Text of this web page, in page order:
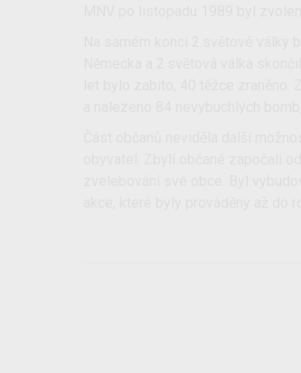
MNV po listopadu 1989 byl
Na samém konci 2.světové
Německa a 2.světová válka
let bylo zabito, 40 těžce
a nalezeno 84 nevybuchlých
Část občanů neviděla další
obyvatel. Zbylí občané započali
zvelebování své obce. Byl
akce, které byly prováděny až